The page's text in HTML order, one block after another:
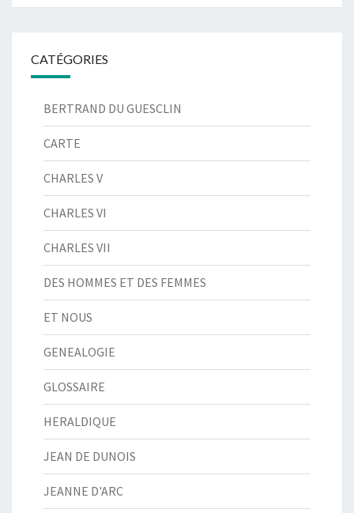
CATÉGORIES
BERTRAND DU GUESCLIN
CARTE
CHARLES V
CHARLES VI
CHARLES VII
DES HOMMES ET DES FEMMES
ET NOUS
GENEALOGIE
GLOSSAIRE
HERALDIQUE
JEAN DE DUNOIS
JEANNE D'ARC